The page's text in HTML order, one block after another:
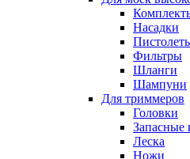
Насадки
Фильтры
Шланги
Шампуни
Для триммеров
Головки
Запасные
Леска
Ножи